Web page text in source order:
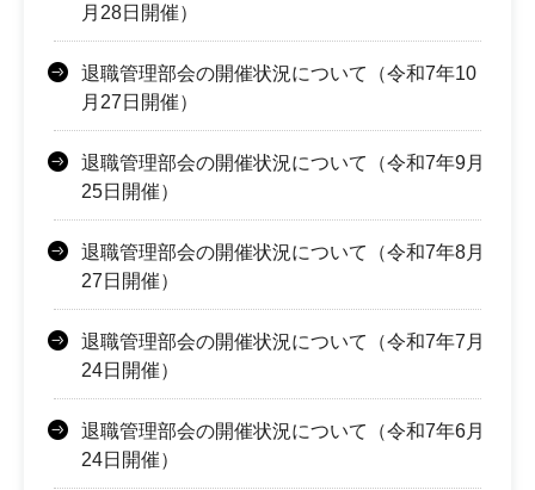
月28日開催）
退職管理部会の開催状況について（令和7年10
月27日開催）
退職管理部会の開催状況について（令和7年9月
25日開催）
退職管理部会の開催状況について（令和7年8月
27日開催）
退職管理部会の開催状況について（令和7年7月
24日開催）
退職管理部会の開催状況について（令和7年6月
24日開催）